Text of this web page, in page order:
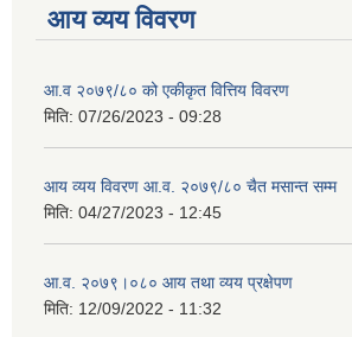
आय व्यय विवरण
आ.व २०७९/८० को एकीकृत वित्तिय विवरण
मिति: 07/26/2023 - 09:28
आय व्यय विवरण आ.व. २०७९/८० चैत मसान्त सम्म
मिति: 04/27/2023 - 12:45
आ.व. २०७९।०८० आय तथा व्यय प्रक्षेपण
मिति: 12/09/2022 - 11:32